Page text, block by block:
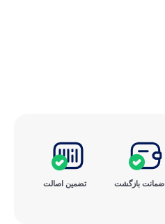
ضمانت بازگشت تضمین اصالت